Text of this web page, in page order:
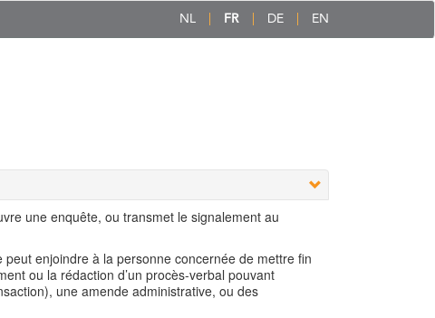
NL FR DE EN
une enquête, ou transmet le signalement au
enjoindre à la personne concernée de mettre fin
ou la rédaction d’un procès-verbal pouvant
une amende administrative, ou des